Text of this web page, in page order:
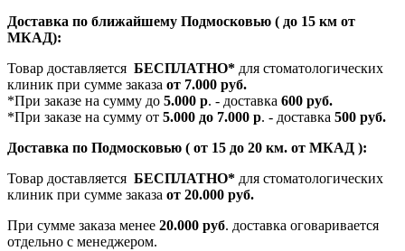
Доставка по ближайшему Подмосковью ( до 15 км от
МКАД):
Товар доставляется БЕСПЛАТНО* для стоматологических
клиник при сумме заказа от 7.000 руб.
*При заказе на сумму до 5.000 р. - доставка 600 руб.
*При заказе на сумму от 5.000 до 7.000 р. - доставка 500 руб.
Доставка по Подмосковью ( от 15 до 20 км. от МКАД ):
Товар доставляется БЕСПЛАТНО* для стоматологических
клиник при сумме заказа от 20.000 руб.
При сумме заказа менее 20.000 руб. доставка оговаривается
отдельно с менеджером.